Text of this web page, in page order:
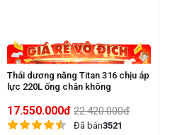
Thái dương năng Titan 316 chịu áp
lực 220L ống chân không
17.550.000đ 22.420.000đ
Đã bán3521